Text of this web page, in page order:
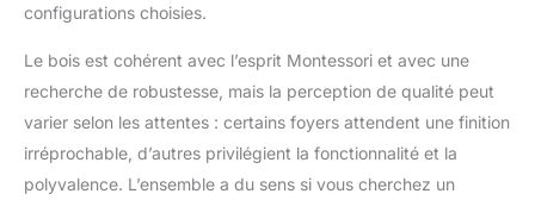
configurations choisies.
Le bois est cohérent avec l’esprit Montessori et avec une
recherche de robustesse, mais la perception de qualité peut
varier selon les attentes : certains foyers attendent une finition
irréprochable, d’autres privilégient la fonctionnalité et la
polyvalence. L’ensemble a du sens si vous cherchez un